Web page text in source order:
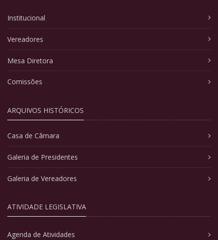
Institucional
Vereadores
Mesa Diretora
Comissões
ARQUIVOS HISTÓRICOS
Casa de Câmara
Galeria de Presidentes
Galeria de Vereadores
ATIVIDADE LEGISLATIVA
Agenda de Atividades